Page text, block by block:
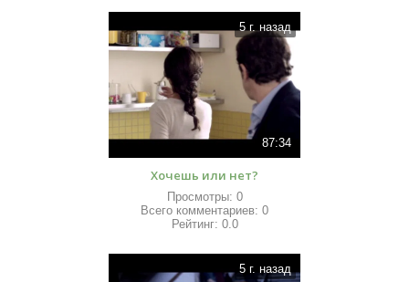
5 г. назад
87:34
Хочешь или нет?
Просмотры: 0
Всего комментариев: 0
Рейтинг: 0.0
5 г. назад